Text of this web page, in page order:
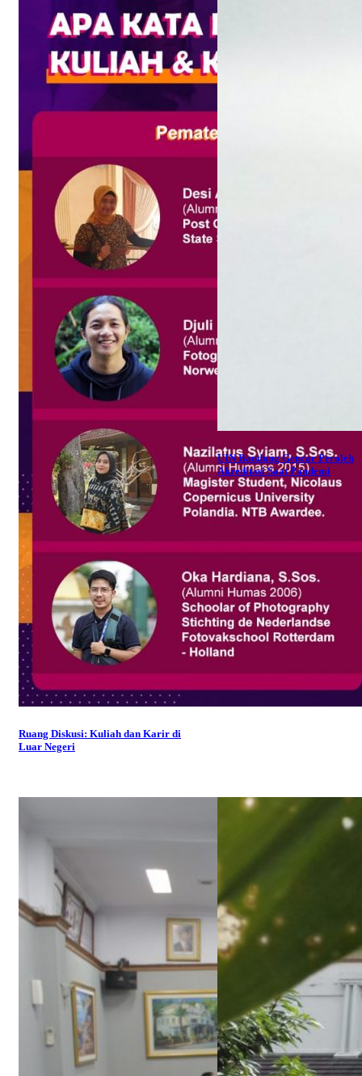
Ruang Diskusi: Kuliah dan Karir di
Luar Negeri
UIN Bandung Gencar Peroleh
Akreditasi Saat Pandemi